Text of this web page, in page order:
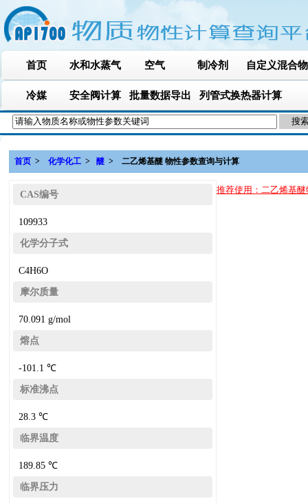
首页 水和水蒸气 空气 制冷剂 自定义混合物
冷媒 安全阀计算 批量数据导出 列管式换热器计算
首页 > 化学化工 > 醚 > 二乙烯基醚 物性参数查询与计
CAS编号
109933
化学分子式
C4H6O
摩尔质量
70.091 g/mol
熔点
-101.1 ℃
标准沸点
28.3 ℃
临界温度
189.85 ℃
临界压力
推荐使用： 二乙烯基